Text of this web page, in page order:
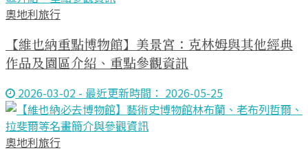
奧地利旅行
【維也納重點博物館】美景宮：克林姆與其他經典
作品及園區介紹、重點參觀資訊
2026-03-02 - 最近更新時間： 2026-05-25
奧地利旅行